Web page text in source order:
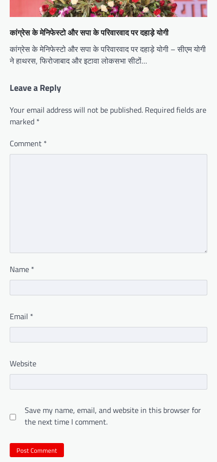
कांग्रेस के मेनिफेस्टो और सपा के परिवारवाद पर दहाड़े योगी
कांग्रेस के मेनिफेस्टो और सपा के परिवारवाद पर दहाड़े योगी – सीएम योगी
ने हाथरस, फिरोजाबाद और इटावा लोकसभा सीटों…
Leave a Reply
Your email address will not be published. Required fields are
marked *
Comment *
Name *
Email *
Website
Save my name, email, and website in this browser for
the next time I comment.